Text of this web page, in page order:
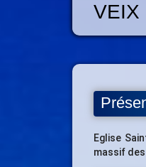
VEIX
Eglise
massif